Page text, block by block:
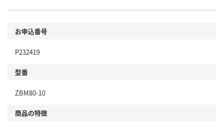
お申込番号
P232419
型番
ZBM80-10
商品の特徴